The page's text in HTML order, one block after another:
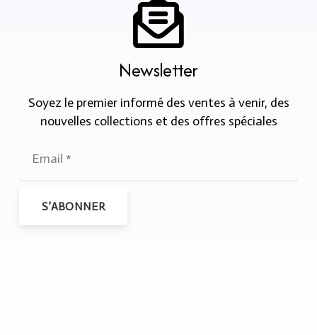
Newsletter
Soyez le premier informé des ventes à venir, des
nouvelles collections et des offres spéciales
S’ABONNER